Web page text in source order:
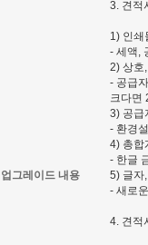
업그레이드 내용
3. 견적
1) 인쇄
- 세액,
2) 상호
- 공급
크다면
3) 공급
- 환경
4) 총합
- 한글
5) 글자,
- 새로
4. 견적